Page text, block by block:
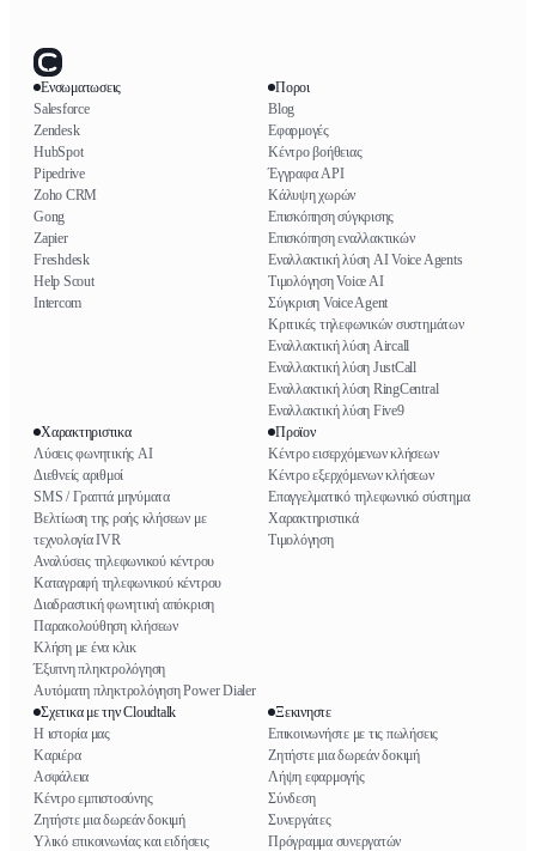
Ενσωματωσεις
Salesforce
Zendesk
HubSpot
Pipedrive
Zoho CRM
Gong
Zapier
Freshdesk
Help Scout
Intercom
Ποροι
Blog
Εφαρμογές
Κέντρο βοήθειας
Έγγραφα API
Κάλυψη χωρών
Επισκόπηση σύγκρισης
Επισκόπηση εναλλακτικών
Εναλλακτική λύση AI Voice Agents
Τιμολόγηση Voice AI
Σύγκριση Voice Agent
Κριτικές τηλεφωνικών συστημάτων
Εναλλακτική λύση Aircall
Εναλλακτική λύση JustCall
Εναλλακτική λύση RingCentral
Εναλλακτική λύση Five9
Χαρακτηριστικα
Λύσεις φωνητικής AI
Διεθνείς αριθμοί
SMS / Γραπτά μηνύματα
Βελτίωση της ροής κλήσεων με
τεχνολογία IVR
Αναλύσεις τηλεφωνικού κέντρου
Καταγραφή τηλεφωνικού κέντρου
Διαδραστική φωνητική απόκριση
Παρακολούθηση κλήσεων
Κλήση με ένα κλικ
Έξυπνη πληκτρολόγηση
Αυτόματη πληκτρολόγηση Power Dialer
Προϊον
Κέντρο εισερχόμενων κλήσεων
Κέντρο εξερχόμενων κλήσεων
Επαγγελματικό τηλεφωνικό σύστημα
Χαρακτηριστικά
Τιμολόγηση
Σχετικα με την Cloudtalk
Η ιστορία μας
Καριέρα
Ασφάλεια
Κέντρο εμπιστοσύνης
Ζητήστε μια δωρεάν δοκιμή
Υλικό επικοινωνίας και ειδήσεις
Ξεκινηστε
Επικοινωνήστε με τις πωλήσεις
Ζητήστε μια δωρεάν δοκιμή
Λήψη εφαρμογής
Σύνδεση
Συνεργάτες
Πρόγραμμα συνεργατών